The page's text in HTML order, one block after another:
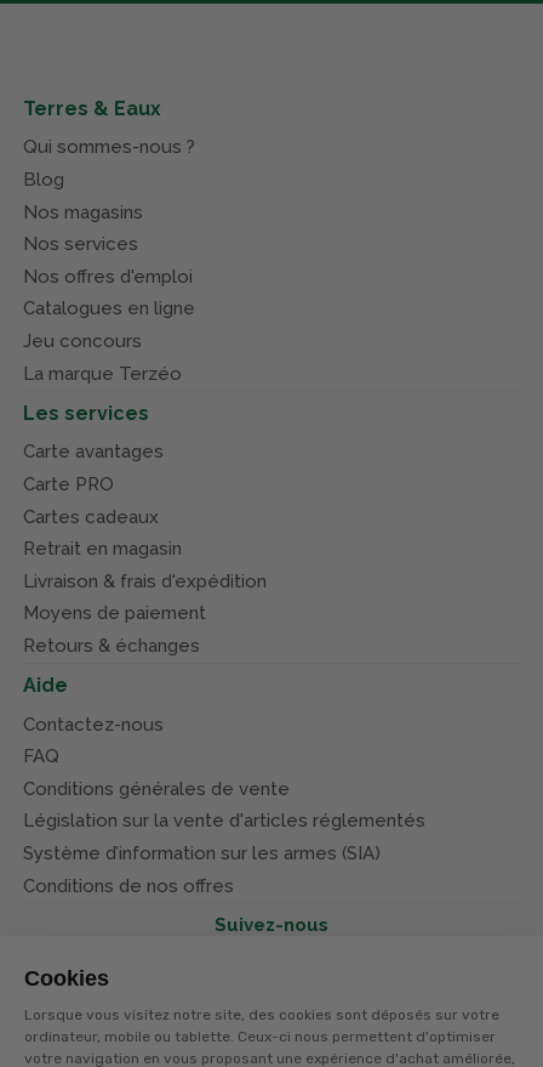
Cookies
Lorsque vous visitez notre site, des cookies sont déposés sur votre
ordinateur, mobile ou tablette. Ceux-ci nous permettent d'optimiser
votre navigation en vous proposant une expérience d'achat améliorée,
Terres & Eaux
Qui sommes-nous ?
Blog
Nos magasins
Nos services
Nos offres d'emploi
Catalogues en ligne
Jeu concours
La marque Terzéo
Les services
Carte avantages
Carte PRO
Cartes cadeaux
Retrait en magasin
Livraison & frais d'expédition
Moyens de paiement
Retours & échanges
Aide
Contactez-nous
FAQ
Conditions générales de vente
Législation sur la vente d'articles réglementés
Système d’information sur les armes (SIA)
Conditions de nos offres
Suivez-nous